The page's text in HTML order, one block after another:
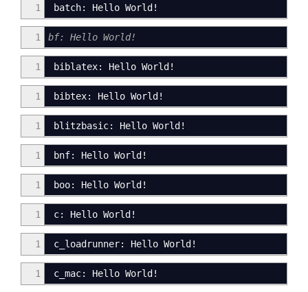
1 batch: Hello World!
1 bf: Hello World!
1 biblatex: Hello World!
1 bibtex: Hello World!
1 blitzbasic: Hello World!
1 bnf: Hello World!
1 boo: Hello World!
1 c: Hello World!
1 c_loadrunner: Hello World!
1 c_mac: Hello World!